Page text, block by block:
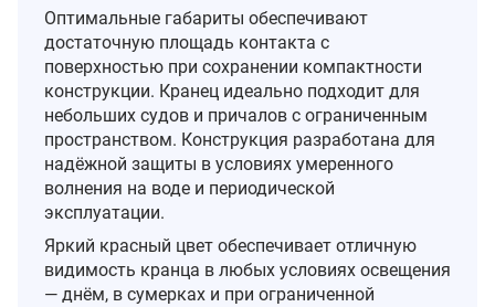
Оптимальные габариты обеспечивают
достаточную площадь контакта с
поверхностью при сохранении компактности
конструкции. Кранец идеально подходит для
небольших судов и причалов с ограниченным
пространством. Конструкция разработана для
надёжной защиты в условиях умеренного
волнения на воде и периодической
эксплуатации.
Яркий красный цвет обеспечивает отличную
видимость кранца в любых условиях освещения
— днём, в сумерках и при ограниченной